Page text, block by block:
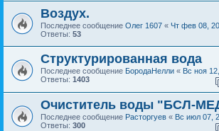
Воздух.
Последнее сообщение Олег 1607 « Чт фев 08,
Ответы: 53
Структурированная вода
Последнее сообщение БородаНелли « Вс ноя
Ответы: 1403
Очиститель воды "БСЛ-
Последнее сообщение Расторгуев « Вс июл 07,
Ответы: 300